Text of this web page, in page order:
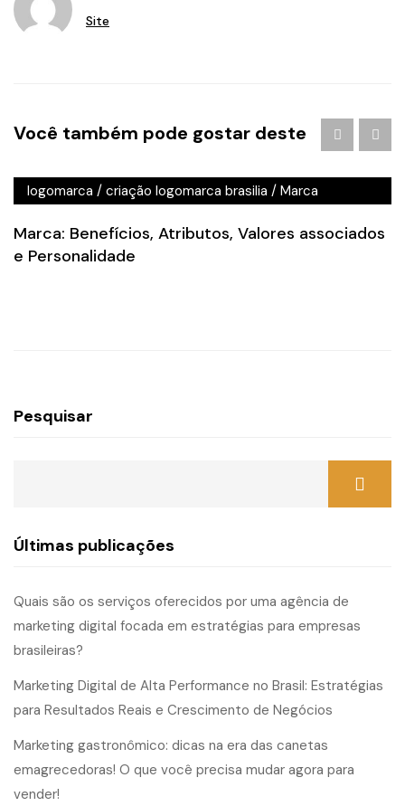
Site
Você também pode gostar deste
agencia de
publicidade em brasilia/Branding/ criação de logo
logomarca / criação logomarca brasilia / Marca
Marca: Benefícios, Atributos, Valores associados
e Personalidade
Pesquisar
Últimas publicações
Quais são os serviços oferecidos por uma agência de
marketing digital focada em estratégias para empresas
brasileiras?
Marketing Digital de Alta Performance no Brasil: Estratégias
para Resultados Reais e Crescimento de Negócios
Marketing gastronômico: dicas na era das canetas
emagrecedoras! O que você precisa mudar agora para
vender!